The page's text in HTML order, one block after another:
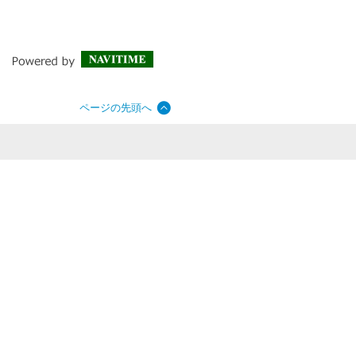
ページの先頭へ